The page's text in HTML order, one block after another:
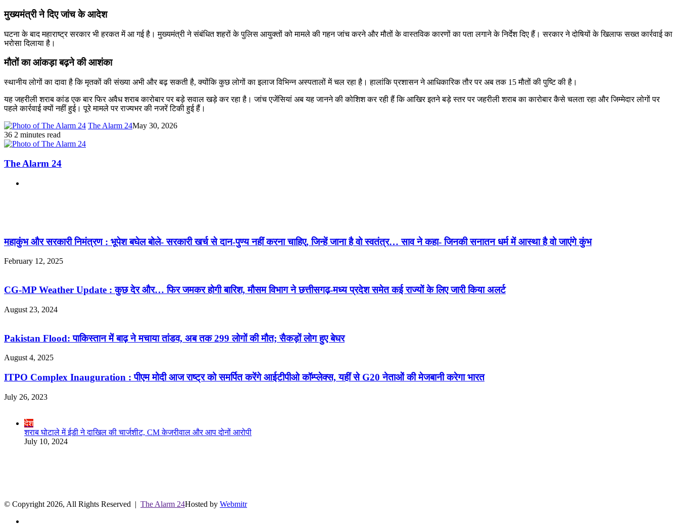
मुख्यमंत्री ने दिए जांच के आदेश
घटना के बाद महाराष्ट्र सरकार भी हरकत में आ गई है। मुख्यमंत्री ने संबंधित शहरों के पुलिस आयुक्तों को मामले की गहन जांच करने और मौतों के वास्तविक कारणों का पता लगाने के निर्देश दिए हैं। सरकार ने दोषियों के खिलाफ सख्त कार्रवाई का
भरोसा दिलाया है।
मौतों का आंकड़ा बढ़ने की आशंका
स्थानीय लोगों का दावा है कि मृतकों की संख्या अभी और बढ़ सकती है, क्योंकि कुछ लोगों का इलाज विभिन्न अस्पतालों में चल रहा है। हालांकि प्रशासन ने आधिकारिक तौर पर अब तक 15 मौतों की पुष्टि की है।
यह जहरीली शराब कांड एक बार फिर अवैध शराब कारोबार पर बड़े सवाल खड़े कर रहा है। जांच एजेंसियां अब यह जानने की कोशिश कर रही हैं कि आखिर इतने बड़े स्तर पर जहरीली शराब का कारोबार कैसे चलता रहा और जिम्मेदार लोगों पर
पहले कार्रवाई क्यों नहीं हुई। पूरे मामले पर राज्यभर की नजरें टिकी हुई हैं।
The Alarm 24May 30, 2026
36 2 minutes read
The Alarm 24
महाकुंभ और सरकारी निमंत्रण : भूपेश बघेल बोले- सरकारी खर्च से दान-पुण्य नहीं करना चाहिए, जिन्हें जाना है वो स्वतंत्र… साव ने कहा- जिनकी सनातन धर्म में आस्था है वो जाएंगे कुंभ
February 12, 2025
CG-MP Weather Update : कुछ देर और… फिर जमकर होगी बारिश, मौसम विभाग ने छत्तीसगढ़-मध्य प्रदेश समेत कई राज्यों के लिए जारी किया अलर्ट
August 23, 2024
Pakistan Flood: पाकिस्तान में बाढ़ ने मचाया तांडव, अब तक 299 लोगों की मौत; सैकड़ों लोग हुए बेघर
August 4, 2025
ITPO Complex Inauguration : पीएम मोदी आज राष्ट्र को समर्पित करेंगे आईटीपीओ कॉम्प्लेक्स, यहीं से G20 नेताओं की मेजबानी करेगा भारत
July 26, 2023
देश
शराब घोटाले में ईडी ने दाखिल की चार्जशीट, CM केजरीवाल और आप दोनों आरोपी
July 10, 2024
© Copyright 2026, All Rights Reserved | The Alarm 24Hosted by Webmitr